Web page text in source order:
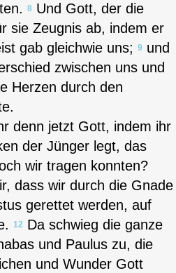
8 Und Gott, der die
sie Zeugnis ab, indem er
gab gleichwie uns; 9 und
zwischen uns und
Herzen durch den
denn jetzt Gott, indem ihr
der Jünger legt, das
wir tragen konnten?
dass wir durch die Gnade
gerettet werden, auf
12 Da schwieg die ganze
und Paulus zu, die
und Wunder Gott